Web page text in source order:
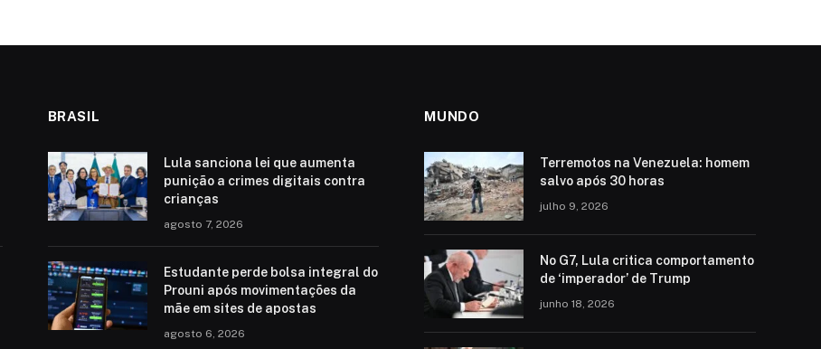
BRASIL
Lula sanciona lei que aumenta
punição a crimes digitais contra
crianças
agosto 7, 2026
Estudante perde bolsa integral do
Prouni após movimentações da
mãe em sites de apostas
agosto 6, 2026
MUNDO
Terremotos na Venezuela: homem
salvo após 30 horas
julho 9, 2026
No G7, Lula critica comportamento
de ‘imperador’ de Trump
junho 18, 2026